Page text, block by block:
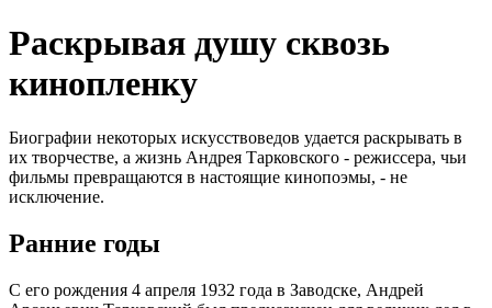
Раскрывая душу сквозь
кинопленку
Биографии некоторых искусствоведов удается раскрывать в
их творчестве, а жизнь Андрея Тарковского - режиссера, чьи
фильмы превращаются в настоящие кинопоэмы, - не
исключение.
Ранние годы
С его рождения 4 апреля 1932 года в Заводске, Андрей